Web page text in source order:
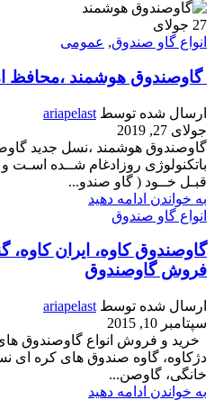
27 جولای
انواع گاو صندوق, عمومی
گاوصندوق هوشمند ،محافظ
ارسال شده توسط ariapelast
جولای 27, 2019
گاوصندوق هوشمند ،نسل جدید
باتکنولوژی روزادغام شــده
قبـل خــود ( گاو صندو...
به خواندن ادامه دهید
انواع گاو صندوق
گاوصندوق کاوه، ایران کاوه،
فروش گاوصندوق
ارسال شده توسط ariapelast
سپتامبر 10, 2015
خرید و فروش انواع گاوصندوق های
دژکاوه، گاوه صندوق های کره ای
خانگی، گاوصن...
به خواندن ادامه دهید